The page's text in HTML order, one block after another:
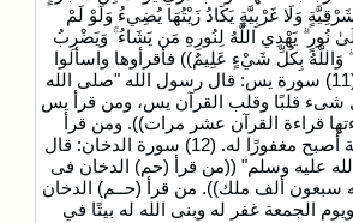
شَرْقِيَّةٍ وَلَا غَرْبِيَّةٍ يَكَادُ زَيْتُهَا يُضِيءُ وَلَوْ لَمْ
نُورٍ ۗ يَهْدِي اللَّهُ لِنُورِهِ مَن يَشَاءُ ۚ وَيَضْرِبُ
وَاللَّهُ بِكُلِّ شَيْءٍ عَلِيمٌ)) فأقرأوها واسألوا
الله نورها وبركتها. (11) سورة يس: قال رسول الله "صلى الله
شىء قلبًا وقلب القرآن يس، ومن قرأ يس
قراءة القرآن عشر مرات)). ومن قرأ
"سورة يس" في ليلة أصبح مغفورًا له. (12) سورة الدخان: قال
عليه وسلم" ((من قرأ (حم) الدخان فى
سبعون ألف ملك)). من قرأ (حــم) الدخان
الجمعة غفر له وبنى الله له بيتًا في